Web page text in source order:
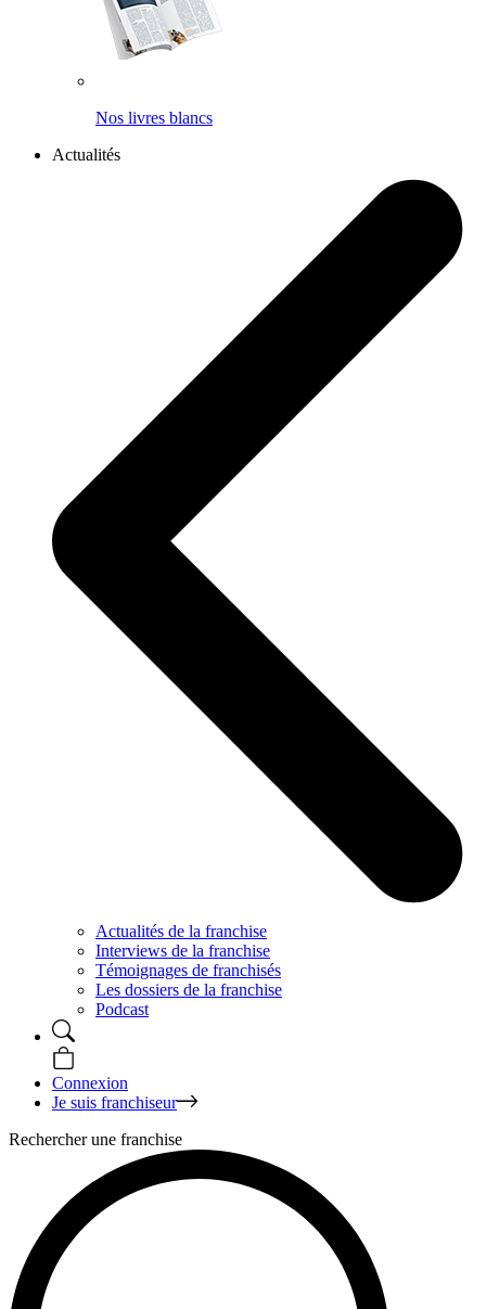
Nos livres blancs
Actualités
Actualités de la franchise
Interviews de la franchise
Témoignages de franchisés
Les dossiers de la franchise
Podcast
Connexion
Je suis franchiseur
Rechercher une franchise